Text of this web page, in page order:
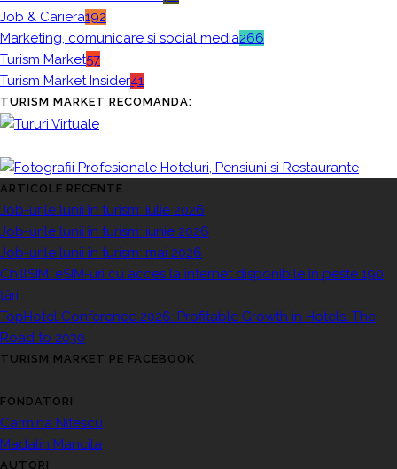
Job & Cariera192
Marketing, comunicare si social media266
Turism Market57
Turism Market Insider41
TURISM MARKET RECOMANDA:
ARTICOLE RECENTE
Job-urile lunii în turism: iulie 2026
Job-urile lunii în turism: iunie 2026
Job-urile lunii în turism: mai 2026
ChillSIM: eSIM-uri cu acces la internet disponibile în peste 190
țări
TopHotel Conference 2026: Profitable Growth in Hotels. The
Road to 2030
TURISM MARKET PE FACEBOOK
FONDATORI
Carmina Nitescu
Madalin Mancila
AUTORI